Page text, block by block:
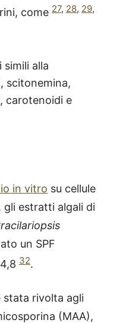
come 27, 28, 29,
simili alla
scitonemina,
carotenoidi e
in vitro su cellule
gli estratti algali di
un SPF
32.
stata rivolta agli
(MAA),